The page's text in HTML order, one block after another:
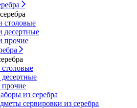
столовые
десертные
прочие
из серебра
сервировки из серебра